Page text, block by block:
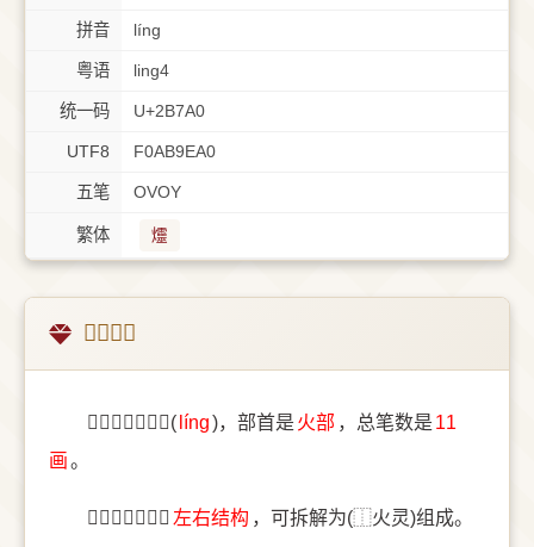
拼音 líng
粤语 ling4
统一码 U+2B7A0
UTF8 F0AB9EA0
五笔 OVOY
繁体 爧
𫞠字概述
〔𫞠〕字拼音是( líng)，部首是 ⽕部 ，总笔数是 11
画。
〔𫞠〕字结构是 左右结构 ，可拆解为(⿰火灵)组成。